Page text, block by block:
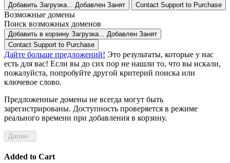
Добавить Загрузка... Добавлен Занят Contact Support to Purchase
Возможные домены
Поиск возможных доменов
Добавить в корзину Загрузка... Добавлен Занят
Contact Support to Purchase
Дайте больше предложений! Это результаты, которые у нас
есть для вас! Если вы до сих пор не нашли то, что вы искали,
пожалуйста, попробуйте другой критерий поиска или
ключевое слово.
Предложенные домены не всегда могут быть
зарегистрированы. Доступность проверяется в режиме
реального времени при добавления в корзину.
Added to Cart